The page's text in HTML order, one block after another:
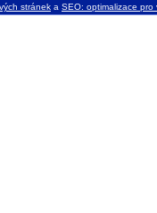
stránek a SEO: optimalizace pro